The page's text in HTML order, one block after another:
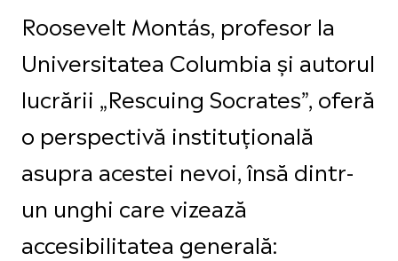
Roosevelt Montás, profesor la
Universitatea Columbia și autorul
lucrării „Rescuing Socrates”, oferă
o perspectivă instituțională
asupra acestei nevoi, însă dintr-
un unghi care vizează
accesibilitatea generală: